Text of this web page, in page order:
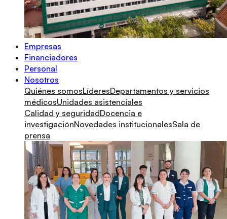
Empresas
Financiadores
Personal
Nosotros
Quiénes somosLíderesDepartamentos y servicios
médicosUnidades asistenciales
Calidad y seguridadDocencia e
investigaciónNovedades institucionalesSala de
prensa